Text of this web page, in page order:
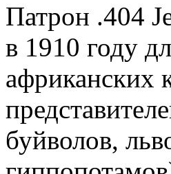
Патрон .404
в 1910 году
африканских
буйволов,